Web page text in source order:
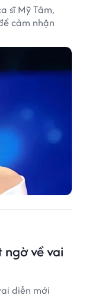
sĩ Mỹ Tâm,
cảm nhận
ngờ về vai
diễn mới